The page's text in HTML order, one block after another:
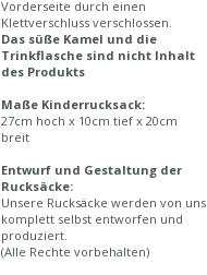
Vorderseite durch einen
Klettverschluss verschlossen.
Das süße Kamel und die
Trinkflasche sind nicht Inhalt
des Produkts
Maße Kinderrucksack:
27cm hoch x 10cm tief x 20cm
breit
Entwurf und Gestaltung der
Rucksäcke:
Unsere Rucksäcke werden von uns
komplett selbst entworfen und
produziert.
(Alle Rechte vorbehalten)